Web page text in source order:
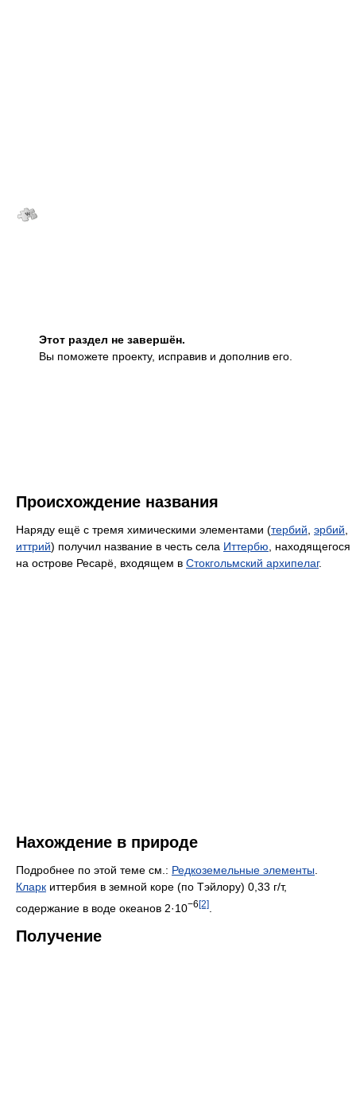
Этот раздел не завершён.
Вы поможете проекту, исправив и дополнив его.
Происхождение названия
Наряду ещё с тремя химическими элементами (тербий эрбий
иттрий) получил название в честь села Иттербю , находящегося
на острове Ресарё, входящем в Стокгольмский архипелаг.
Нахождение в природе
Подробнее по этой теме см.: Редкоземельные элементы
Кларк иттербия в земной коре (по Тэйлору) 0,33 г/т,
содержание в воде океанов 2·10−6[2]
Получение